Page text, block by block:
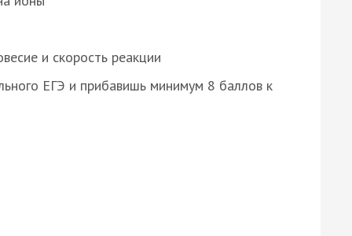
и скорость реакции
ЕГЭ и прибавишь минимум 8 баллов к